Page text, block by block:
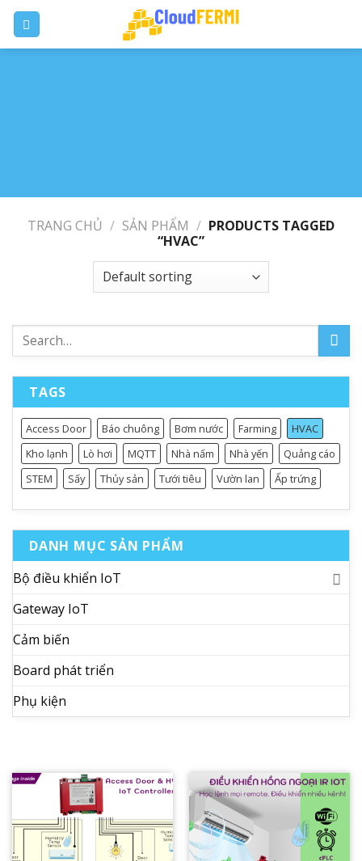
Skip
content
TRANG CHỦ / SẢN PHẨM / PRODUCTS TAGGED
“HVAC”
Search
for:
TAGS
Access Door Báo chuông Bơm nước Farming
HVAC
Kho lạnh
Lò hơi MQTT Nhà nấm Nhà yến
Quảng cáo
STEM
Sấy Thủy sản Tưới tiêu Vườn lan Ấp trứng
DANH MỤC SẢN PHẨM
Bộ điều khiển IoT
Gateway IoT
Cảm biến
Board phát triển
Phụ kiện